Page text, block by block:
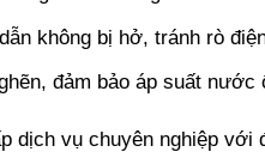
không bị hở, tránh rò
đảm bảo áp suất nước
dịch vụ chuyên nghiệp với